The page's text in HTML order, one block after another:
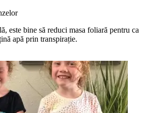
este bine să reduci masa foliară pentru ca
apă prin transpirație.